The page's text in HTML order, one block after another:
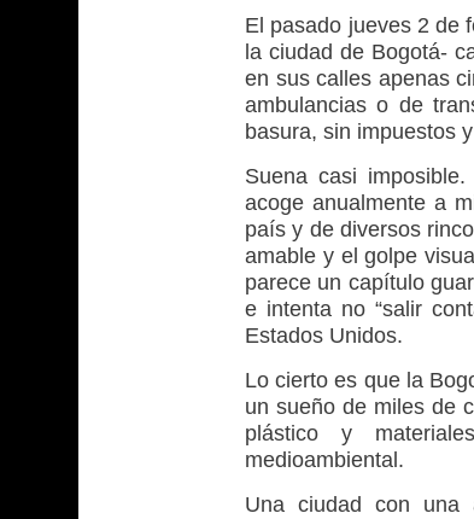
El pasado jueves 2 de
la ciudad de Bogotá-
en sus calles apenas
ambulancias o de
basura, sin impuestos
Suena casi
acoge anualmente a
país y de diversos
amable y el golpe
parece un capítulo
e intenta no “salir
Estados Unidos.
Lo cierto es que la
un sueño de miles de
plástico y
medioambiental.
Una ciudad con una